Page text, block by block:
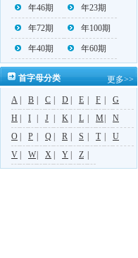
年46期 年23期
年72期 年100期
年40期 年60期
首字母分类 更多>>
A B C D E F
G
H
I J K L M
N
O
P Q R S T
U
V
W X Y Z